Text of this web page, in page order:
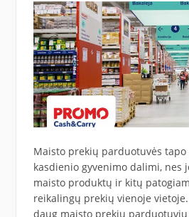
Maisto prekių parduotuvės
kasdienio gyvenimo dalimi, nes
maisto produktų ir kitų
reikalingų prekių vienoje
daug maisto prekių parduotuvių